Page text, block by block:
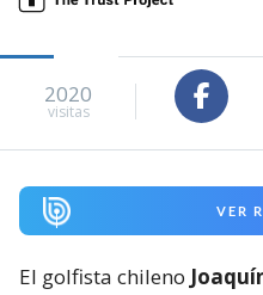
2020
visitas
VER
El golfista chileno